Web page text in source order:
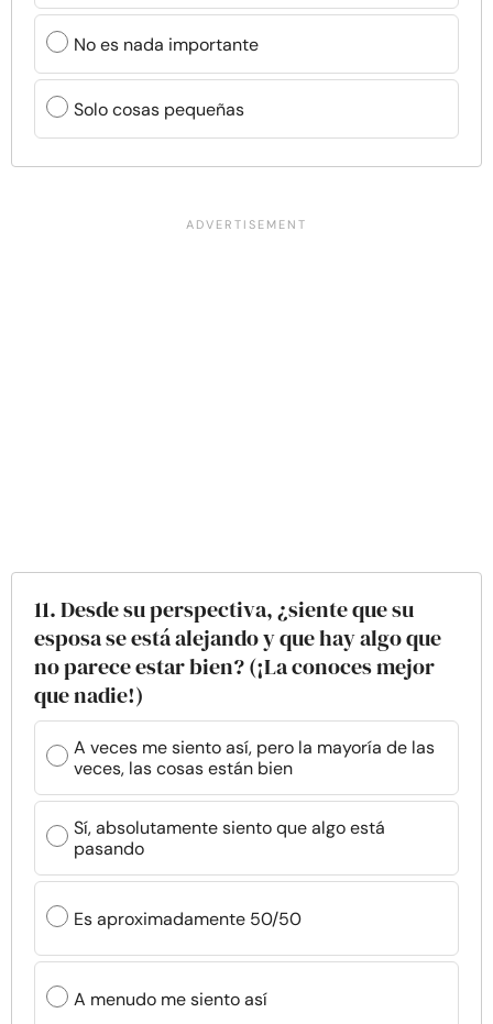
No es nada importante
Solo cosas pequeñas
11. Desde su perspectiva, ¿siente que su
esposa se está alejando y que hay algo que
no parece estar bien? (¡La conoces mejor
que nadie!)
A veces me siento así, pero la mayoría de las
veces, las cosas están bien
Sí, absolutamente siento que algo está
pasando
Es aproximadamente 50/50
A menudo me siento así